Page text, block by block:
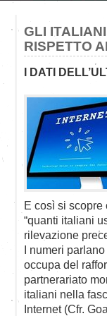
GLI
RISPETTO
I DATI
E così si scopre
“quanti italiani
rilevazione
I numeri
occupa del
partnerariato
italiani nella
Internet (Cfr.